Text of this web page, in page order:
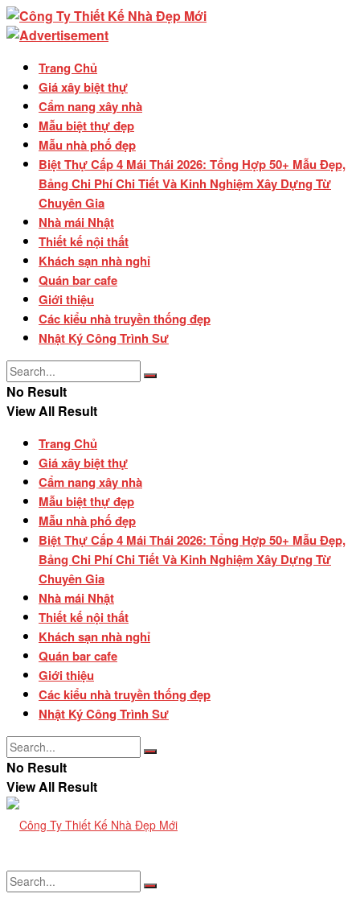
Trang Chủ
Giá xây biệt thự
Cẩm nang xây nhà
Mẫu biệt thự đẹp
Mẫu nhà phố đẹp
Biệt Thự Cấp 4 Mái Thái 2026: Tổng Hợp 50+ Mẫu Đẹp,
Bảng Chi Phí Chi Tiết Và Kinh Nghiệm Xây Dựng Từ
Chuyên Gia
Nhà mái Nhật
Thiết kế nội thất
Khách sạn nhà nghỉ
Quán bar cafe
Giới thiệu
Các kiểu nhà truyền thống đẹp
Nhật Ký Công Trình Sư
No Result
View All Result
Trang Chủ
Giá xây biệt thự
Cẩm nang xây nhà
Mẫu biệt thự đẹp
Mẫu nhà phố đẹp
Biệt Thự Cấp 4 Mái Thái 2026: Tổng Hợp 50+ Mẫu Đẹp,
Bảng Chi Phí Chi Tiết Và Kinh Nghiệm Xây Dựng Từ
Chuyên Gia
Nhà mái Nhật
Thiết kế nội thất
Khách sạn nhà nghỉ
Quán bar cafe
Giới thiệu
Các kiểu nhà truyền thống đẹp
Nhật Ký Công Trình Sư
No Result
View All Result